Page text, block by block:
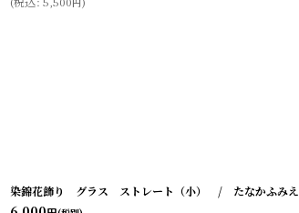
染錦花飾り グラス ストレート（小） / たなかふみえ